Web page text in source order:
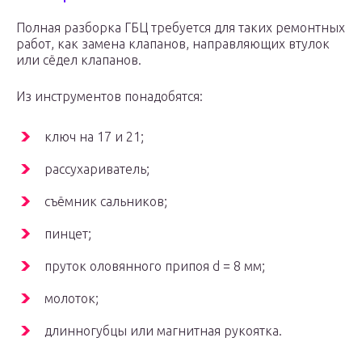
Полная разборка ГБЦ требуется для таких ремонтных
работ, как замена клапанов, направляющих втулок
или сёдел клапанов.
Из инструментов понадобятся:
ключ на 17 и 21;
рассухариватель;
съёмник сальников;
пинцет;
пруток оловянного припоя d = 8 мм;
молоток;
длинногубцы или магнитная рукоятка.